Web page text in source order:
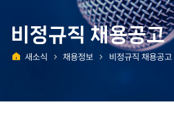
비정규직 채용공고
새소식 채용정보 비정규직 채용공고